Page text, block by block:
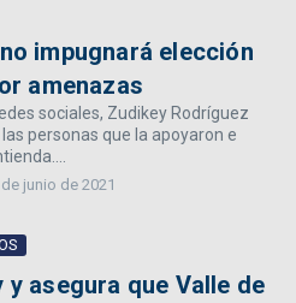
impugnará elección
amenazas
sociales, Zudikey Rodríguez
personas que la apoyaron e
junio de 2021
y asegura que Valle de